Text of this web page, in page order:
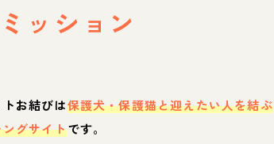
ミッション
お結びは保護犬・保護猫と迎えたい人を結ぶ
グサイトです。